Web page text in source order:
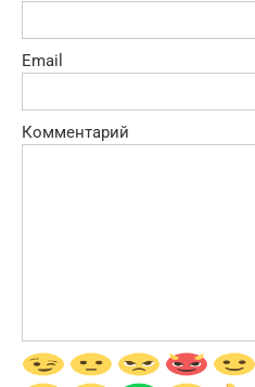
Email
Комментарий